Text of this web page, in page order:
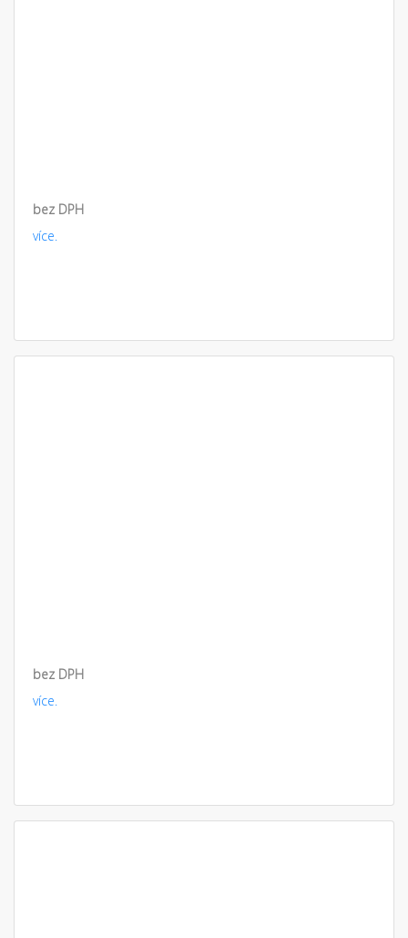
bez DPH
více.
bez DPH
více.